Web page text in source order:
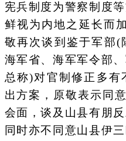
宪兵制度为警察制度
鲜视为内地之延长而
敬再次谈到鉴于军部(
海军省、海军军令部
总称)对官制修正多有
出方案，原敬表示同
会面，谈及山县有朋
同时亦不同意山县伊